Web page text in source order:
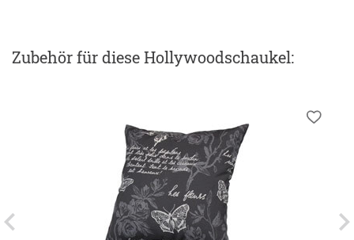
Zubehörfür diese Hollywoodschaukel: